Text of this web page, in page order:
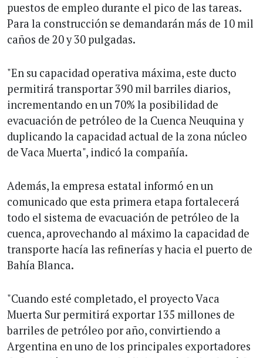
puestos de empleo durante el pico de las tareas.
Para la construcción se demandarán más de 10 mil
caños de 20 y 30 pulgadas.
"En su capacidad operativa máxima, este ducto
permitirá transportar 390 mil barriles diarios,
incrementando en un 70% la posibilidad de
evacuación de petróleo de la Cuenca Neuquina y
duplicando la capacidad actual de la zona núcleo
de Vaca Muerta", indicó la compañía.
Además, la empresa estatal informó en un
comunicado que esta primera etapa fortalecerá
todo el sistema de evacuación de petróleo de la
cuenca, aprovechando al máximo la capacidad de
transporte hacía las refinerías y hacia el puerto de
Bahía Blanca.
"Cuando esté completado, el proyecto Vaca
Muerta Sur permitirá exportar 135 millones de
barriles de petróleo por año, convirtiendo a
Argentina en uno de los principales exportadores